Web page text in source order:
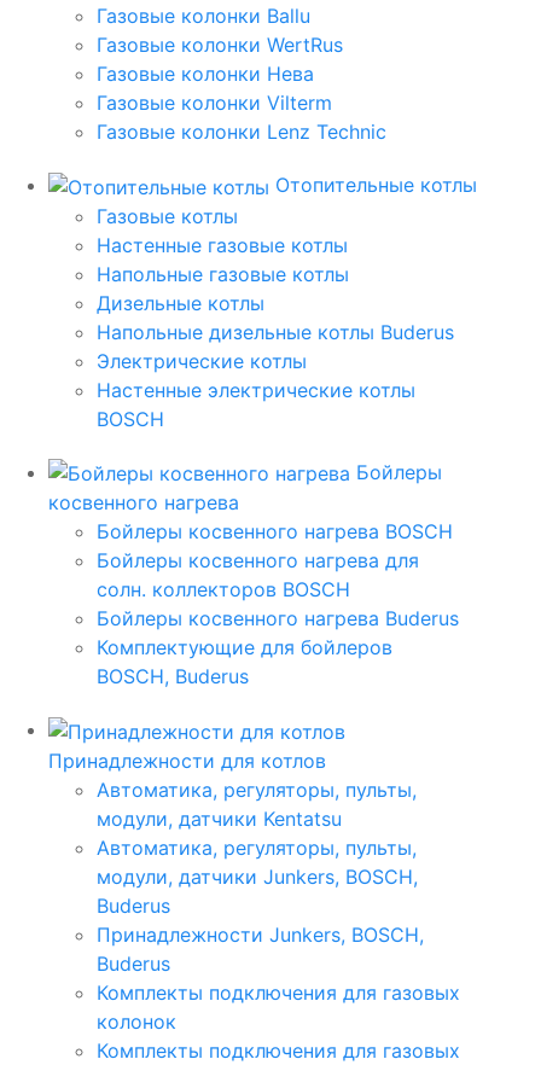
Газовые колонки Ballu
Газовые колонки WertRus
Газовые колонки Нева
Газовые колонки Vilterm
Газовые колонки Lenz Technic
Отопительные котлы
Газовые котлы
Настенные газовые котлы
Напольные газовые котлы
Дизельные котлы
Напольные дизельные котлы Buderus
Электрические котлы
Настенные электрические котлы
BOSCH
Бойлеры
косвенного нагрева
Бойлеры косвенного нагрева BOSCH
Бойлеры косвенного нагрева для
солн. коллекторов BOSCH
Бойлеры косвенного нагрева Buderus
Комплектующие для бойлеров
BOSCH, Buderus
Принадлежности для котлов
Автоматика, регуляторы, пульты,
модули, датчики Kentatsu
Автоматика, регуляторы, пульты,
модули, датчики Junkers, BOSCH,
Buderus
Принадлежности Junkers, BOSCH,
Buderus
Комплекты подключения для газовых
колонок
Комплекты подключения для газовых